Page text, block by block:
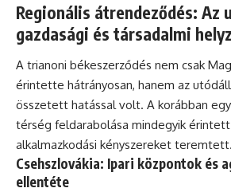
Regionális átrendeződés: Az
gazdasági és társadalmi
A trianoni békeszerződés nem csak
érintette hátrányosan, hanem az
összetett hatással volt. A korábban
térség feldarabolása mindegyik érintett
alkalmazkodási kényszereket teremtett.
Csehszlovákia: Ipari központok és
ellentéte